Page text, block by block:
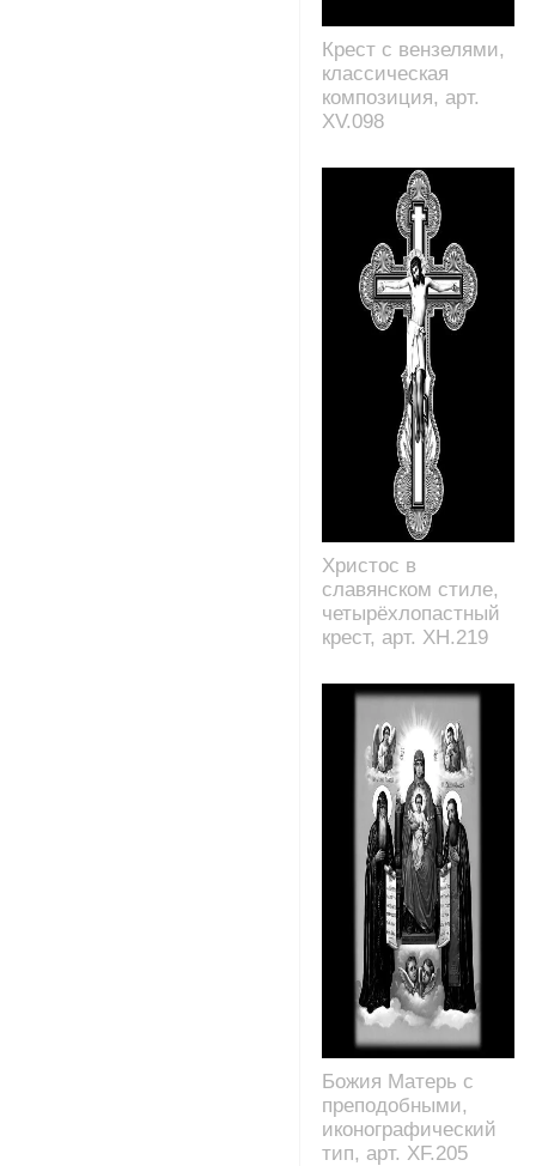
Крест с вензелями,
классическая
композиция, арт.
XV.098
Христос в
славянском стиле,
четырёхлопастный
крест, арт. XH.219
Божия Матерь с
преподобными,
иконографический
тип, арт. XF.205